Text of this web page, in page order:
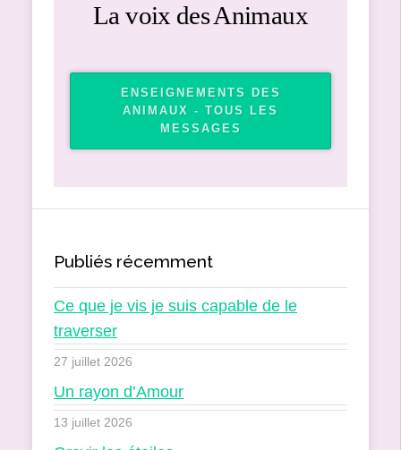
La voix des Animaux
ENSEIGNEMENTS DES
ANIMAUX - TOUS LES
MESSAGES
Publiés récemment
Ce que je vis je suis capable de le
traverser
27 juillet 2026
Un rayon d’Amour
13 juillet 2026